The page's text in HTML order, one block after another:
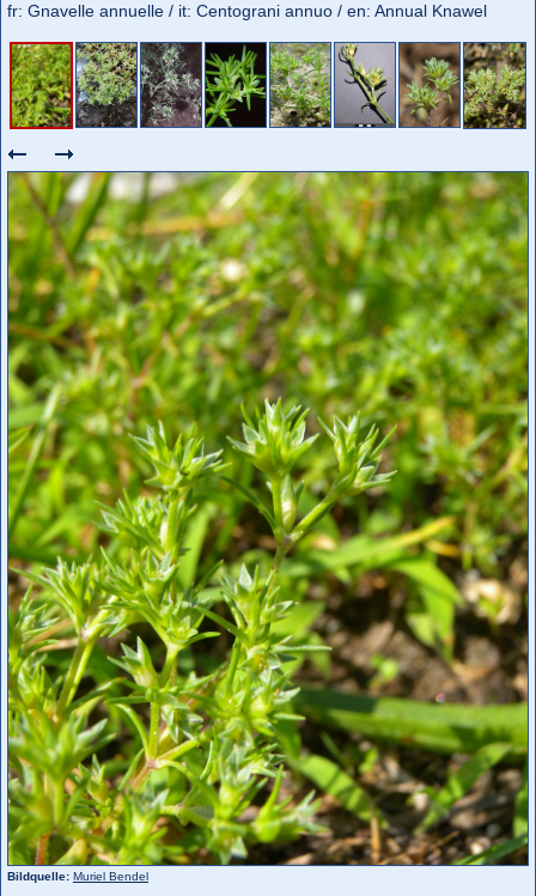
Bildquelle: Muriel Bendel
fr: Gnavelle annuelle / it: Centograni annuo / en: Annual Knawel